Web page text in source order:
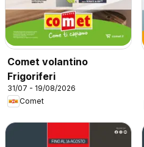
Comet volantino
Frigoriferi
31/07 - 19/08/2026
Comet